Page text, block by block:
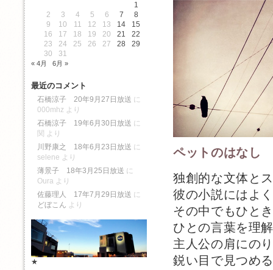
ペットのはなし
独創的な文体と
彼の小説にはよ
その中でもひと
ひとの言葉を理
主人公の肩にの
鋭い目で見つめ
1
2
3 4 5 6 7
8
9
10 11 12 13 14
15
16
17 18 19 20 21
22
23
24 25 26 27 28
29
30
31
« 4月 6月 »
最近のコメント
石橋涼子 20年9月27日放送 に
000mhz より
石橋涼子 19年6月30日放送 に
関 より
川野康之 18年6月23日放送 に
selene より
薄景子 18年3月25日放送 に
Oura より
佐藤理人 17年7月29日放送 に
どぼこん より
★